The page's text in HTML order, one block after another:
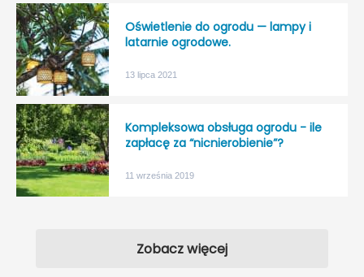
Oświetlenie do ogrodu — lampy i
latarnie ogrodowe.
13 lipca 2021
Kompleksowa obsługa ogrodu - ile
zapłacę za “nicnierobienie”?
11 września 2019
Zobacz więcej